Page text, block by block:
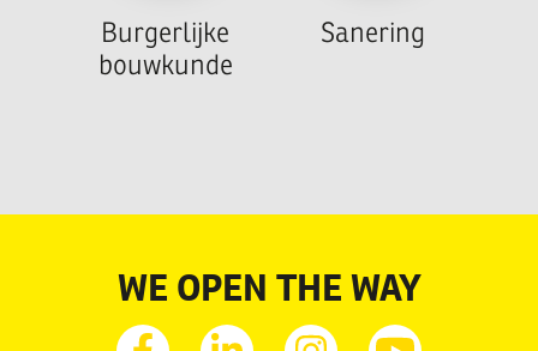
Burgerlijke
bouwkunde
Sanering
WE OPEN THE WAY